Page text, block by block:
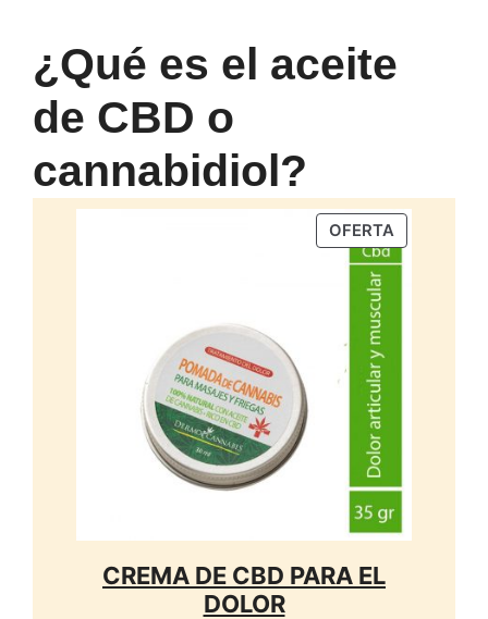
¿Qué es el aceite
de CBD o
cannabidiol?
OFERTAPRODUCTO
EN
CREMA DE CBD PARA EL
DOLOR